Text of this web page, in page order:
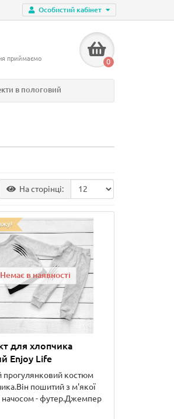
Особистий кабінет
приймаємо
0
в пологовий
На сторінці:
Немає в наявності
для хлопчика
Enjoy Life
прогулянковий костюм
пошитий з м'якої
начосом - футер.Джемпер